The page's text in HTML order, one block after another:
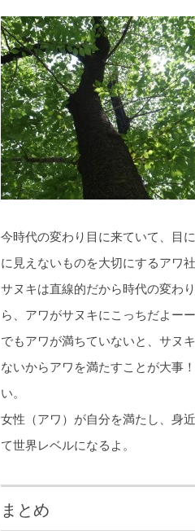
今時代の変わり目に来ていて、目
に見えないものを大切にするアワ
サヌキは直線的だから時代の変わ
ら、アワがサヌキにこっちだよー
でもアワが満ちていないと、サヌ
ないからアワを満たすことが大事
い。
女性（アワ）が自分を満たし、身
て世界レベルになるよ。
まとめ